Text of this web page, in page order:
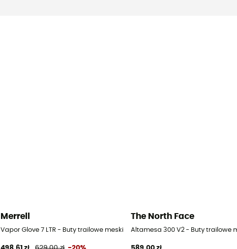
Merrell
Vapor Glove 7 LTR - Buty trailowe meskie
The North Face
Altamesa 300 V2 - Buty trailowe